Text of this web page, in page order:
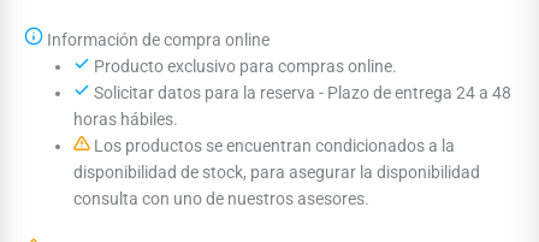
Información de compra online
Producto exclusivo para compras online.
Solicitar datos para la reserva - Plazo de entrega 24 a 48
horas hábiles.
Los productos se encuentran condicionados a la
disponibilidad de stock, para asegurar la disponibilidad
consulta con uno de nuestros asesores.